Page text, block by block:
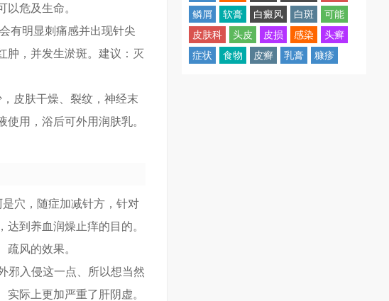
危及生命。
有明显刺痛感并出现针尖
肿，并发生淤斑。建议：灭
皮肤干燥、裂纹，神经末
用，浴后可外用润肤乳。
穴，随症加减针方，针对
到养血润燥止痒的目的。
风的效果。
邪入侵这一点、所以想当然
际上更加严重了肝阴虚。
鳞屑
软膏 白癜风 白斑
可能
皮肤科
头皮 皮损 感染
头癣
症状
食物 皮癣 乳膏 糠疹